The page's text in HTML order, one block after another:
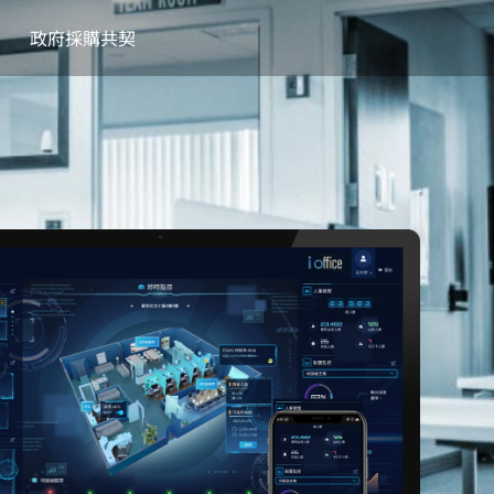
政府採購共契